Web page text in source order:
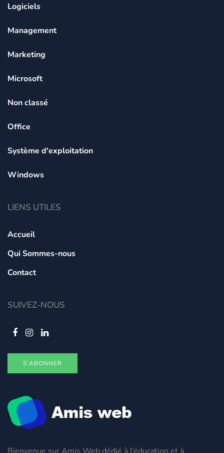
Bienvenue sur Amis Web dédié à l’éducation et à
Logiciels
Management
Marketing
Microsoft
Non classé
Office
Système d'exploitation
Windows
LIENS UTILES
Accueil
Qui Sommes-nous
Contact
SUIVEZ-NOUS
S'ABONNER